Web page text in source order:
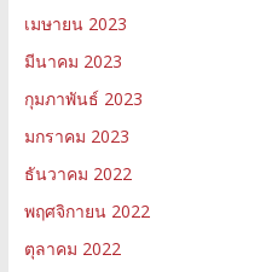
เมษายน 2023
มีนาคม 2023
กุมภาพันธ์ 2023
มกราคม 2023
ธันวาคม 2022
พฤศจิกายน 2022
ตุลาคม 2022